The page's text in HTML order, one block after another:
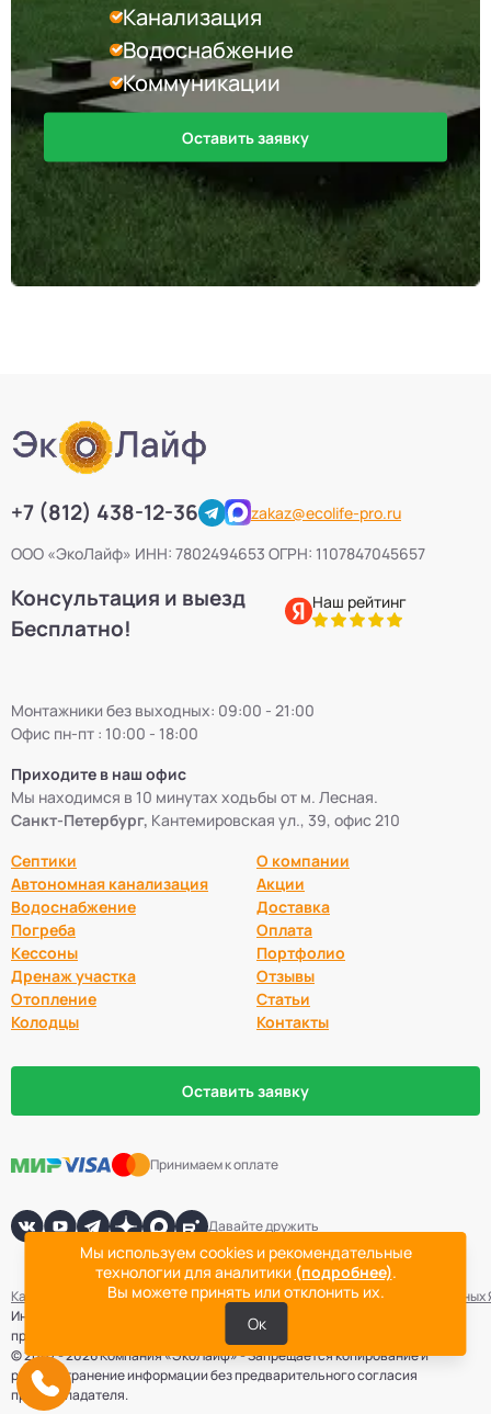
Канализация
Водоснабжение
Коммуникации
Оставить заявку
+7 (812) 438-12-36
zakaz@ecolife-pro.ru
ООО «ЭкоЛайф» ИНН: 7802494653 ОГРН: 1107847045657
Консультация и выезд
Бесплатно!
Наш рейтинг
Монтажники без выходных: 09:00 - 21:00
Офис пн-пт : 10:00 - 18:00
Приходите в наш офис
Мы находимся в 10 минутах ходьбы от м. Лесная.
Санкт-Петербург, Кантемировская ул., 39, офис 210
Септики
Автономная канализация
Водоснабжение
Погреба
Кессоны
Дренаж участка
Отопление
Колодцы
О компании
Акции
Доставка
Оплата
Портфолио
Отзывы
Статьи
Контакты
Оставить заявку
Принимаем к оплате
Давайте дружить
Информация не является публичной офертой. Точная стоимость
проведения работ определяется после выезда специалиста компании.
© 2007 - 2026 Компания «ЭкоЛайф» - Запрещается копирование и
распространение информации без предварительного согласия
правообладателя.
Карта сайта Политика конфиденциальностиСогласие на обработку
Мы используем cookies и рекомендательные
технологии для аналитики (подробнее).
Вы можете принять или отклонить их.
Ок